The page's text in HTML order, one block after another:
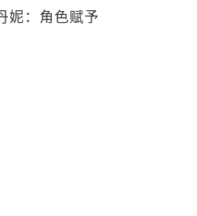
妮：角色赋予